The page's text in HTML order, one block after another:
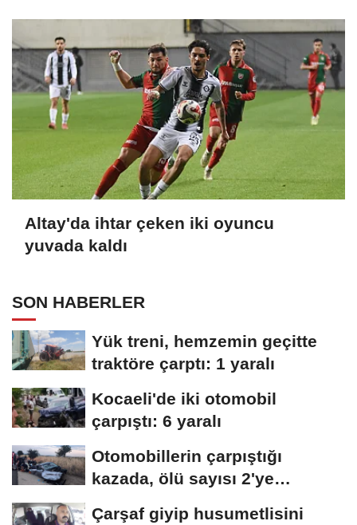
Altay'da ihtar çeken iki oyuncu
yuvada kaldı
SON HABERLER
Yük treni, hemzemin geçitte
traktöre çarptı: 1 yaralı
Kocaeli'de iki otomobil
çarpıştı: 6 yaralı
Otomobillerin çarpıştığı
kazada, ölü sayısı 2'ye
Çarşaf giyip husumetlisini